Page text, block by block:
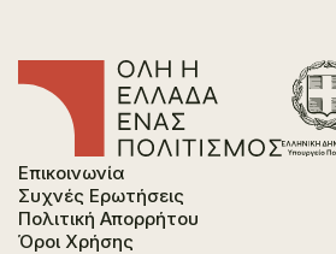
Επικοινωνία
Συχνές Ερωτήσεις
Πολιτική Απορρήτου
Όροι Χρήσης